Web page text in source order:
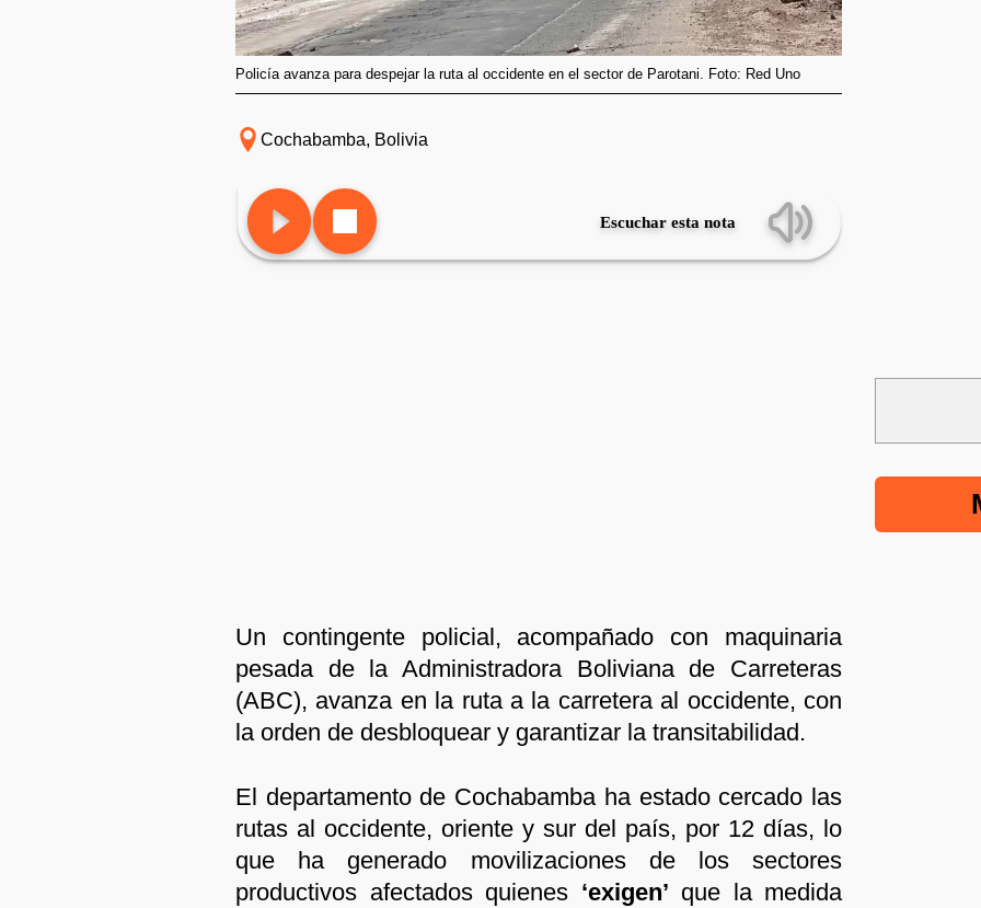
Policía avanza para despejar la ruta al occidente en el sector de Parotani. Foto: Red Uno
Cochabamba, Bolivia
Escuchar esta nota
Un contingente policial, acompañado con maquinaria
pesada de la Administradora Boliviana de Carreteras
(ABC), avanza en la ruta a la carretera al occidente, con
la orden de desbloquear y garantizar la transitabilidad.
El departamento de Cochabamba ha estado cercado las
rutas al occidente, oriente y sur del país, por 12 días, lo
que ha generado movilizaciones de los sectores
productivos afectados quienes ‘exigen’ que la medida